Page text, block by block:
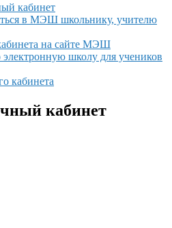
кабинет
в МЭШ школьнику, учителю
на сайте МЭШ
школу для учеников
кабинета
кабинет